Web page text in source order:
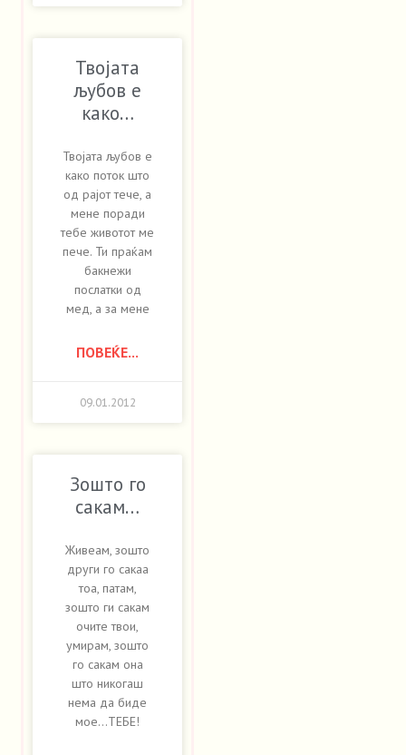
Твојата
љубов е
како…
Твојата љубов е
како поток што
од рајот тече, а
мене поради
тебе животот ме
пече. Ти праќам
бакнежи
послатки од
мед, а за мене
ПОВЕЌЕ...
09.01.2012
Зошто го
сакам…
Живеам, зошто
други го сакаа
тоа, патам,
зошто ги сакам
очите твои,
умирам, зошто
го сакам она
што никогаш
нема да биде
мое…ТЕБЕ!